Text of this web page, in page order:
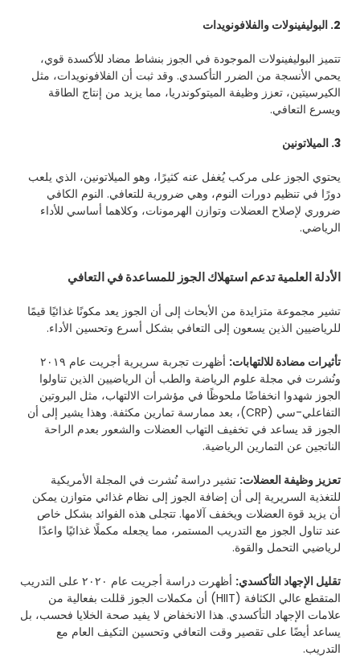
2. البوليفينولات والفلافونويدات
تتميز البوليفينولات الموجودة في الجوز بنشاط مضاد للأكسدة قوي،
يحمي الأنسجة من الضرر التأكسدي. وقد ثبت أن الفلافونويدات، مثل
الكيرسيتين، تعزز وظيفة الميتوكوندريا، مما يزيد من إنتاج الطاقة
ويسرع التعافي.
3. الميلاتونين
يحتوي الجوز على مركب يُغفل عنه كثيرًا، وهو الميلاتونين، الذي يلعب
دورًا في تنظيم دورات النوم، وهي ضرورية للتعافي. النوم الكافي
ضروري لإصلاح العضلات وتوازن الهرمونات، وكلاهما أساسي للأداء
الرياضي.
الأدلة العلمية تدعم استهلاك الجوز للمساعدة في التعافي
تشير مجموعة متزايدة من الأبحاث إلى أن الجوز يعد مكونًا غذائيًا قيمًا
للرياضيين الذين يسعون إلى التعافي بشكل أسرع وتحسين الأداء.
تأثيرات مضادة للالتهابات:
أظهرت تجربة سريرية أجريت عام ٢٠١٩
ونُشرت في مجلة علوم الرياضة والطب أن الرياضيين الذين تناولوا
الجوز شهدوا انخفاضًا ملحوظًا في مؤشرات الالتهاب، مثل البروتين
التفاعلي-سي (CRP)، بعد ممارسة تمارين مكثفة. وهذا يشير إلى أن
الجوز قد يساعد في تخفيف التهاب العضلات والشعور بعدم الراحة
الناتجين عن التمارين الرياضية.
تعزيز وظيفة العضلات: تشير دراسة نُشرت في المجلة الأمريكية
للتغذية السريرية إلى أن إضافة الجوز إلى نظام غذائي متوازن يمكن
أن يزيد قوة العضلات ويخفف آلامها. تتجلى هذه الفوائد بشكل خاص
عند تناول الجوز مع التدريب المستمر، مما يجعله مكملًا غذائيًا واعدًا
لرياضيي التحمل والقوة.
تقليل الإجهاد التأكسدي:
أظهرت دراسة أجريت عام ٢٠٢٠ على التدريب
المتقطع عالي الكثافة (HIIT) أن مكملات الجوز قللت بفعالية من
علامات الإجهاد التأكسدي. هذا الانخفاض لا يفيد صحة الخلايا فحسب، بل
يساعد أيضًا على تقصير وقت التعافي وتحسين التكيف العام مع
التدريب.